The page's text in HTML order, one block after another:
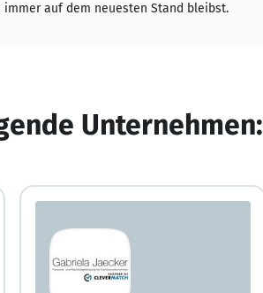
immer auf dem neuesten Stand bleibst.
Unternehmen: